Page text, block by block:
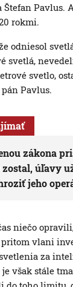
Štefan Pavlus.
rokmi.
odniesol
svetlá,
svetlo,
Pavlus.
zákona
zostal, úľavy
jeho
niečo
vlani
za
však stále